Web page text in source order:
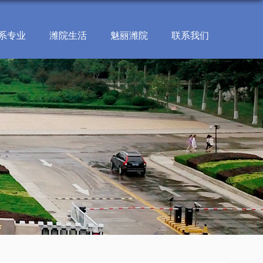
专业 潍院生活 魅丽潍院 联系我们